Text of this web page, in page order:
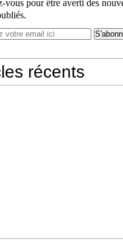
vous pour être averti des
récents